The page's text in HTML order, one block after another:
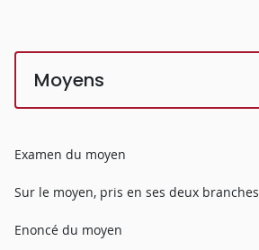
Moyens
Examen du moyen
Sur le moyen, pris en ses deux branches
Enoncé du moyen